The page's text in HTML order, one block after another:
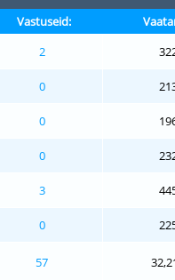
Vastuseid:
2
0
0
0
3
0
57